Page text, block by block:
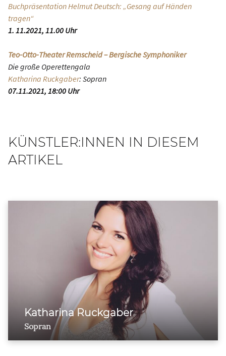
Buchpräsentation Helmut Deutsch: „Gesang auf Händen
tragen“
1. 11.2021, 11.00 Uhr
Teo-Otto-Theater Remscheid – Bergische Symphoniker
Die große Operettengala
Katharina Ruckgaber: Sopran
07.11.2021, 18:00 Uhr
KÜNSTLER:INNEN IN DIESEM
ARTIKEL
Katharina Ruckgaber
Sopran